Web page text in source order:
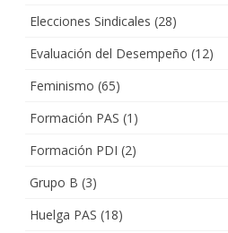
Elecciones Sindicales (28)
Evaluación del Desempeño (12)
Feminismo (65)
Formación PAS (1)
Formación PDI (2)
Grupo B (3)
Huelga PAS (18)